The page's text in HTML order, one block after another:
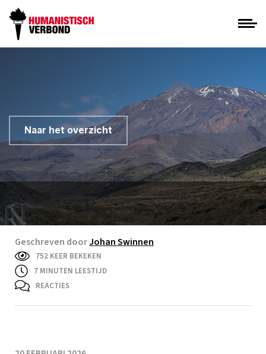
Naar het overzicht
Geschreven doorJohan Swinnen
752 KEER BEKEKEN
7 MINUTEN LEESTIJD
REACTIES